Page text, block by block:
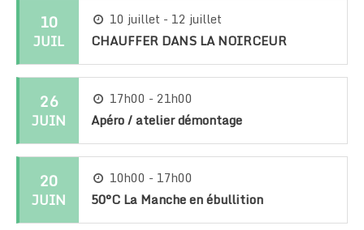
10
JUIL
10 juillet - 12 juillet
CHAUFFER DANS LA NOIRCEUR
26
JUIN
17h00 - 21h00
Apéro / atelier démontage
20
JUIN
10h00 - 17h00
50°C La Manche en ébullition